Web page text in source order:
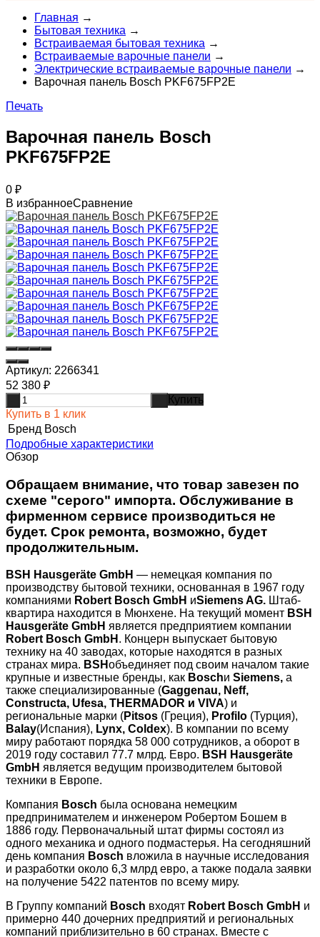
Главная →
Бытовая техника →
Встраиваемая бытовая техника →
Встраиваемые варочные панели →
Электрические встраиваемые варочные панели →
Варочная панель Bosch PKF675FP2E
Печать
Варочная панель Bosch
PKF675FP2E
0 ₽
В избранноеСравнение
Артикул: 2266341
52 380 ₽
Купить
Купить в 1 клик
Бренд Bosch
Подробные характеристики
Обзор
Обращаем внимание, что товар завезен по
схеме "серого" импорта. Обслуживание в
фирменном сервисе производиться не
будет. Срок ремонта, возможно, будет
продолжительным.
BSH Hausgeräte GmbH — немецкая компания по
производству бытовой техники, основанная в 1967 году
компаниями Robert Bosch GmbH иSiemens AG. Штаб-
квартира находится в Мюнхене. На текущий момент BSH
Hausgeräte GmbH является предприятием компании
Robert Bosch GmbH . Концерн выпускает бытовую
технику на 40 заводах, которые находятся в разных
странах мира. BSHобъединяет под своим началом такие
крупные и известные бренды, как Boschи Siemens, а
также специализированные (Gaggenau, Neff,
Constructa, Ufesa, THERMADOR и VIVA) и
региональные марки (Pitsos (Греция), Profilo (Турция),
Balay(Испания), Lynx, Coldex). В компании по всему
миру работают порядка 58 000 сотрудников, а оборот в
2019 году составил 77.7 млрд. Евро. BSH Hausgeräte
GmbH является ведущим производителем бытовой
техники в Европе.
Компания Bosch была основана немецким
предпринимателем и инженером Робертом Бошем в
1886 году. Первоначальный штат фирмы состоял из
одного механика и одного подмастерья. На сегодняшний
день компания Bosch вложила в научные исследования
и разработки около 6,3 млрд евро, а также подала заявки
на получение 5422 патентов по всему миру.
В Группу компаний Bosch входят Robert Bosch GmbH и
примерно 440 дочерних предприятий и региональных
компаний приблизительно в 60 странах. Вместе с